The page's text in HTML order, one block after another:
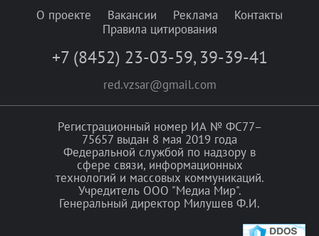
О проекте Вакансии Реклама
Контакты
Правила цитирования
+7 (8452) 23-03-59, 39-39-41
red.vzsar@gmail.com
Регистрационный номер ИА № ФС77–
75657 выдан 8 мая 2019 года
Федеральной службой по надзору в
сфере связи, информационных
технологий и массовых коммуникаций.
Учредитель ООО "Медиа Мир".
Генеральный директор Милушев Ф.И.